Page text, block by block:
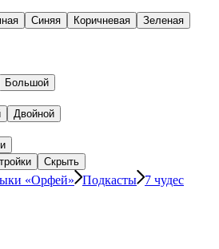
Синяя Коричневая Зеленая
Большой
Двойной
Скрыть
«Орфей» Подкасты
7 чудес